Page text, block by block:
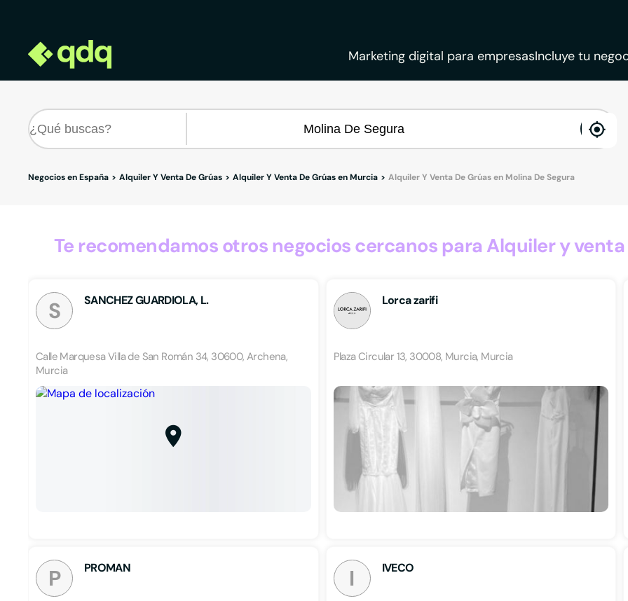
Marketing digital para empresasIncluye tu
Negocios en España Alquiler Y Venta De Grúas Alquiler Y Venta De Grúas en Murcia Alquiler Y Venta De Grúas en Molina De Segura
Te recomendamos otros negocios cercanos para Alquiler y
S SANCHEZ GUARDIOLA, L.
Calle Marquesa Villa de San Román 34, 30600, Archena,
Murcia
Lorca zarifi
Plaza Circular 13, 30008, Murcia, Murcia
P PROMAN I IVECO